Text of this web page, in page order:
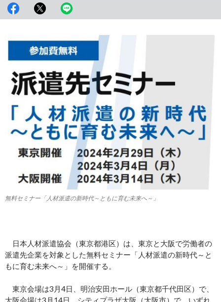
無料セミナー「人材派遣の新時代～ともに育む未来へ～」
日本人材派遣協会（東京都港区）は、東京と大阪で労働者の
派遣先企業を対象とした無料セミナー「人材派遣の新時代～と
もに育む未来へ～」を開催する。
東京会場は3月4日、明治安田ホール（東京都千代田区）で、
大阪会場は3月14日、シティプラザ大阪（大阪市）で、いずれ